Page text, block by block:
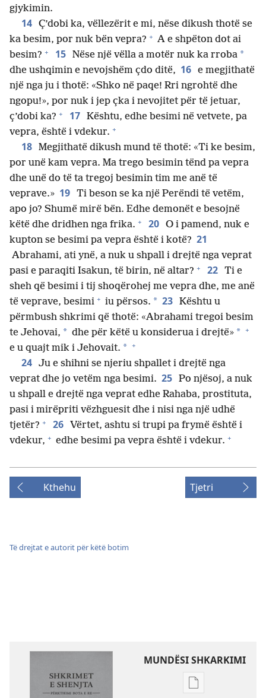
gjykimin.
14 Ç’dobi ka, vëllezërit e mi, nëse dikush thotë se
ka besim, por nuk bën vepra? + A e shpëton dot ai
besim? + 15 Nëse një vëlla a motër nuk ka rroba *
dhe ushqimin e nevojshëm çdo ditë, 16 e megjithatë
një nga ju i thotë: «Shko në paqe! Rri ngrohtë dhe
ngopu!», por nuk i jep çka i nevojitet për të jetuar,
ç’dobi ka? + 17 Kështu, edhe besimi në vetvete, pa
vepra, është i vdekur. +
18 Megjithatë dikush mund të thotë: «Ti ke besim,
por unë kam vepra. Ma trego besimin tënd pa vepra
dhe unë do të ta tregoj besimin tim me anë të
veprave.» 19 Ti beson se ka një Perëndi të vetëm,
apo jo? Shumë mirë bën. Edhe demonët e besojnë
këtë dhe dridhen nga frika. + 20 O i pamend, nuk e
kupton se besimi pa vepra është i kotë? 21
Abrahami, ati ynë, a nuk u shpall i drejtë nga veprat
pasi e paraqiti Isakun, të birin, në altar? + 22 Ti e
sheh që besimi i tij shoqërohej me vepra dhe, me anë
të veprave, besimi + iu përsos. * 23 Kështu u
përmbush shkrimi që thotë: «Abrahami tregoi besim
te Jehovai, * dhe për këtë u konsiderua i drejtë» * +
e u quajt mik i Jehovait. * +
24 Ju e shihni se njeriu shpallet i drejtë nga
veprat dhe jo vetëm nga besimi. 25 Po njësoj, a nuk
u shpall e drejtë nga veprat edhe Rahaba, prostituta,
pasi i mirëpriti vëzhguesit dhe i nisi nga një udhë
tjetër? + 26
Vërtet, ashtu si trupi pa frymë është i
vdekur, + edhe besimi pa vepra është i vdekur. +
Kthehu Tjetri
Të drejtat e autorit për këtë botim
MUNDËSI SHKARKIMI
Mundësitë